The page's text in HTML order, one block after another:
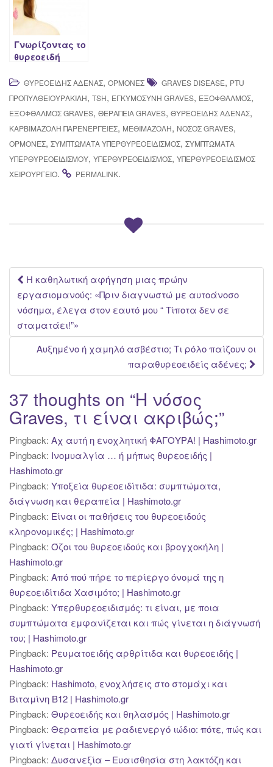
Γνωρίζοντας το
θυρεοειδή
ΘΥΡΕΟΕΙΔΉΣ ΑΔΈΝΑΣ, ΟΡΜΌΝΕΣ GRAVES DISEASE, PTU
ΠΡΟΠΥΛΘΕΙΟΥΡΑΚΊΛΗ, TSH, ΕΓΚΥΜΟΣΎΝΗ GRAVES, ΕΞΌΦΘΑΛΜΟΣ,
ΕΞΌΦΘΑΛΜΟΣ GRAVES, ΘΕΡΑΠΕΊΑ GRAVES, ΘΥΡΕΟΕΙΔΉΣ ΑΔΈΝΑΣ,
ΚΑΡΒΙΜΑΖΌΛΗ ΠΑΡΕΝΈΡΓΕΙΕΣ, ΜΕΘΙΜΑΖΌΛΗ, ΝΟΣΟΣ GRAVES,
ΟΡΜΌΝΕΣ, ΣΥΜΠΤΏΜΑΤΑ ΥΠΕΡΘΥΡΕΟΕΙΔΙΣΜΌΣ, ΣΥΜΠΤΩΜΑΤΑ
ΥΠΕΡΘΥΡΕΟΕΙΔΙΣΜΟΎ, ΥΠΕΡΘΥΡΕΟΕΙΔΙΣΜΌΣ, ΥΠΕΡΘΥΡΕΟΕΙΔΙΣΜΌΣ
ΧΕΙΡΟΥΡΓΕΊΟ. PERMALINK.
Post
navigation
Η καθηλωτική αφήγηση μιας πρώην
εργασιομανούς: «Πριν διαγνωστώ με αυτοάνοσο
νόσημα, έλεγα στον εαυτό μου “ Τίποτα δεν σε
σταματάει!”»
Αυξημένο ή χαμηλό ασβέστιο; Τι ρόλο παίζουν οι
παραθυρεοειδείς αδένες;
37 thoughts on “Η νόσος
Graves, τι είναι ακριβώς;”
Pingback: Αχ αυτή η ενοχλητική ΦΑΓΟΥΡΑ! | Hashimoto.gr
Pingback: Ινομυαλγία … ή μήπως θυρεοειδής |
Hashimoto.gr
Pingback: Υποξεία θυρεοειδίτιδα: συμπτώματα,
διάγνωση και θεραπεία | Hashimoto.gr
Pingback: Είναι οι παθήσεις του θυρεοειδούς
κληρονομικές; | Hashimoto.gr
Pingback: Όζοι του θυρεοειδούς και βρογχοκήλη |
Hashimoto.gr
Pingback: Από πού πήρε το περίεργο όνομά της η
θυρεοειδίτιδα Χασιμότο; | Hashimoto.gr
Pingback: Υπερθυρεοειδισμός: τι είναι, με ποια
συμπτώματα εμφανίζεται και πώς γίνεται η διάγνωσή
του; | Hashimoto.gr
Pingback: Ρευματοειδής αρθρίτιδα και θυρεοειδής |
Hashimoto.gr
Pingback: Hashimoto, ενοχλήσεις στο στομάχι και
Βιταμίνη Β12 | Hashimoto.gr
Pingback: Θυρεοειδής και θηλασμός | Hashimoto.gr
Pingback: Θεραπεία με ραδιενεργό ιώδιο: πότε, πώς και
γιατί γίνεται | Hashimoto.gr
Pingback: Δυσανεξία – Ευαισθησία στη λακτόζη και